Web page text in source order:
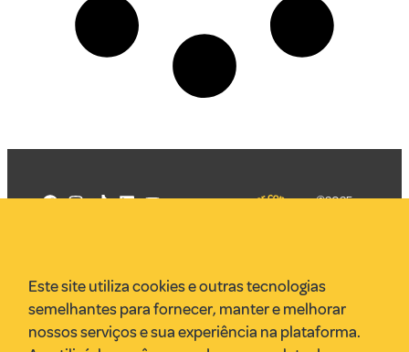
VR Assessoria
Parcerias
Envie uma pauta
©2025
Este site utiliza cookies e outras tecnologias
semelhantes para fornecer, manter e melhorar
nossos serviços e sua experiência na plataforma.